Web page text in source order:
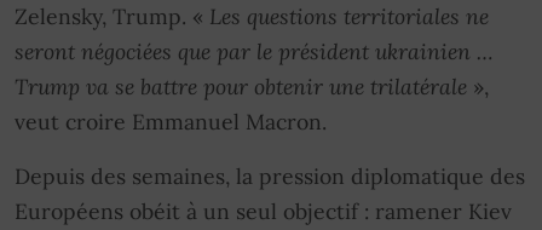
Zelensky, Trump. « Les questions territoriales ne
seront négociées que par le président ukrainien …
Trump va se battre pour obtenir une trilatérale »,
veut croire Emmanuel Macron.
Depuis des semaines, la pression diplomatique des
Européens obéit à un seul objectif : ramener Kiev